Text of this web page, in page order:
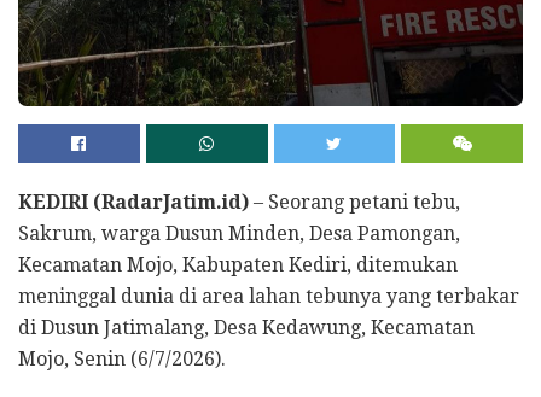
KEDIRI (RadarJatim.id) – Seorang petani tebu,
Sakrum, warga Dusun Minden, Desa Pamongan,
Kecamatan Mojo, Kabupaten Kediri, ditemukan
meninggal dunia di area lahan tebunya yang terbakar
di Dusun Jatimalang, Desa Kedawung, Kecamatan
Mojo, Senin (6/7/2026).